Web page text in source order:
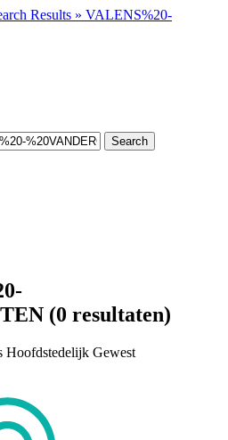
(0 resultaten)
Hoofdstedelijk Gewest